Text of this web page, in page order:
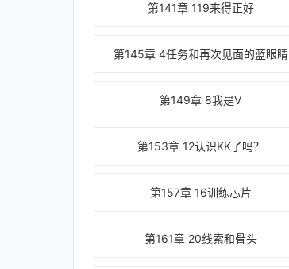
第141章 119来得正好
第145章 4任务和再次见面的蓝眼睛
第149章 8我是V
第153章 12认识KK了吗？
第157章 16训练芯片
第161章 20线索和骨头